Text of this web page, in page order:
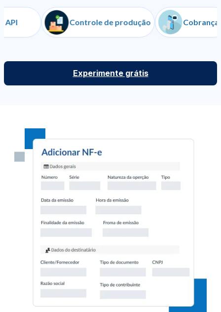
Controle de produção
Experimente grátis